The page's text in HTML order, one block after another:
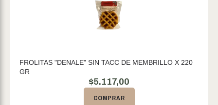
FROLITAS "DENALE" SIN TACC DE MEMBRILLO X 220
GR
$5.117,00
COMPRAR